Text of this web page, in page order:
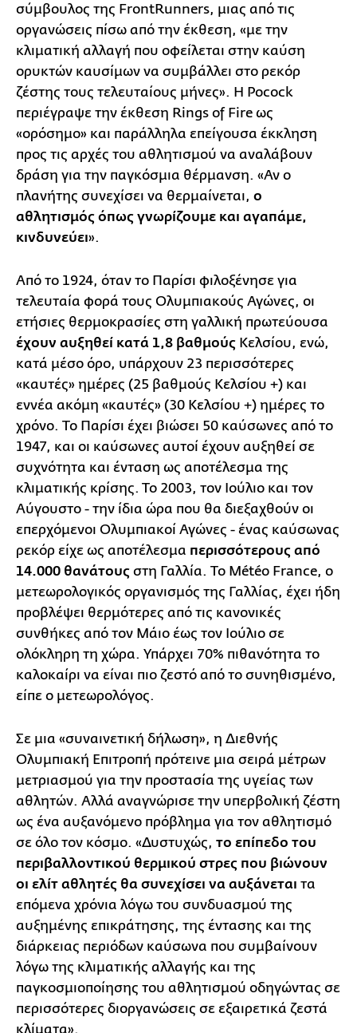
σύμβουλος της FrontRunners, μιας από τις
οργανώσεις πίσω από την έκθεση, «με την
κλιματική αλλαγή που οφείλεται στην καύση
ορυκτών καυσίμων να συμβάλλει στο ρεκόρ
ζέστης τους τελευταίους μήνες». Η Pocock
περιέγραψε την έκθεση Rings of Fire ως
«ορόσημο» και παράλληλα επείγουσα έκκληση
προς τις αρχές του αθλητισμού να αναλάβουν
δράση για την παγκόσμια θέρμανση. «Αν ο
πλανήτης συνεχίσει να θερμαίνεται, ο
αθλητισμός όπως γνωρίζουμε και αγαπάμε,
κινδυνεύει».
Από το 1924, όταν το Παρίσι φιλοξένησε για
τελευταία φορά τους Ολυμπιακούς Αγώνες, οι
ετήσιες θερμοκρασίες στη γαλλική πρωτεύουσα
έχουν αυξηθεί κατά 1,8 βαθμούς Κελσίου, ενώ,
κατά μέσο όρο, υπάρχουν 23 περισσότερες
«καυτές» ημέρες (25 βαθμούς Κελσίου +) και
εννέα ακόμη «καυτές» (30 Κελσίου +) ημέρες το
χρόνο. Το Παρίσι έχει βιώσει 50 καύσωνες από το
1947, και οι καύσωνες αυτοί έχουν αυξηθεί σε
συχνότητα και ένταση ως αποτέλεσμα της
κλιματικής κρίσης. Το 2003, τον Ιούλιο και τον
Αύγουστο - την ίδια ώρα που θα διεξαχθούν οι
επερχόμενοι Ολυμπιακοί Αγώνες - ένας καύσωνας
ρεκόρ είχε ως αποτέλεσμα περισσότερους από
14.000 θανάτους στη Γαλλία. Το Météo France, ο
μετεωρολογικός οργανισμός της Γαλλίας, έχει ήδη
προβλέψει θερμότερες από τις κανονικές
συνθήκες από τον Μάιο έως τον Ιούλιο σε
ολόκληρη τη χώρα. Υπάρχει 70% πιθανότητα το
καλοκαίρι να είναι πιο ζεστό από το συνηθισμένο,
είπε ο μετεωρολόγος.
Σε μια «συναινετική δήλωση», η Διεθνής
Ολυμπιακή Επιτροπή πρότεινε μια σειρά μέτρων
μετριασμού για την προστασία της υγείας των
αθλητών. Αλλά αναγνώρισε την υπερβολική ζέστη
ως ένα αυξανόμενο πρόβλημα για τον αθλητισμό
σε όλο τον κόσμο. «Δυστυχώς, το επίπεδο του
περιβαλλοντικού θερμικού στρες που βιώνουν
οι ελίτ αθλητές θα συνεχίσει να αυξάνεται τα
επόμενα χρόνια λόγω του συνδυασμού της
αυξημένης επικράτησης, της έντασης και της
διάρκειας περιόδων καύσωνα που συμβαίνουν
λόγω της κλιματικής αλλαγής και της
παγκοσμιοποίησης του αθλητισμού οδηγώντας σε
περισσότερες διοργανώσεις σε εξαιρετικά ζεστά
κλίματα».